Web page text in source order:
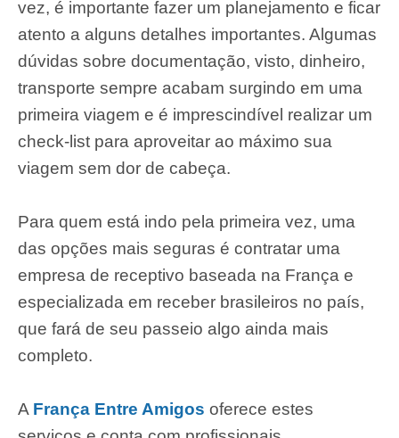
vez, é importante fazer um planejamento e ficar
atento a alguns detalhes importantes. Algumas
dúvidas sobre documentação, visto, dinheiro,
transporte sempre acabam surgindo em uma
primeira viagem e é imprescindível realizar um
check-list para aproveitar ao máximo sua
viagem sem dor de cabeça.
Para quem está indo pela primeira vez, uma
das opções mais seguras é contratar uma
empresa de receptivo baseada na França e
especializada em receber brasileiros no país,
que fará de seu passeio algo ainda mais
completo.
A França Entre Amigos oferece estes